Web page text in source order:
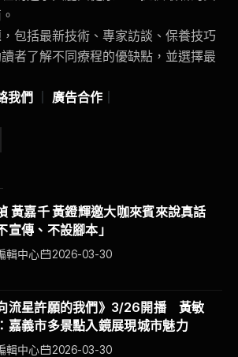
包括最新技術、專家訪談、保養技巧
者了解不同療程的優缺點，並選擇最
我們 廣告合作
黃嘉千 黃鐙輝邀大咖來賓來說真話
宣傳、不設腳本」
輯中心 2026-03-30
流星許願的我們》3/26開播 黃敏
嘉義市多景點入鏡展現城市魅力
輯中心 2026-03-30